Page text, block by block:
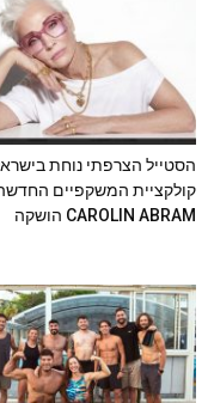
הסטייל הצרפתי נוחת
קולקציית המשקפיים
CAROLIN ABRAM הושקה